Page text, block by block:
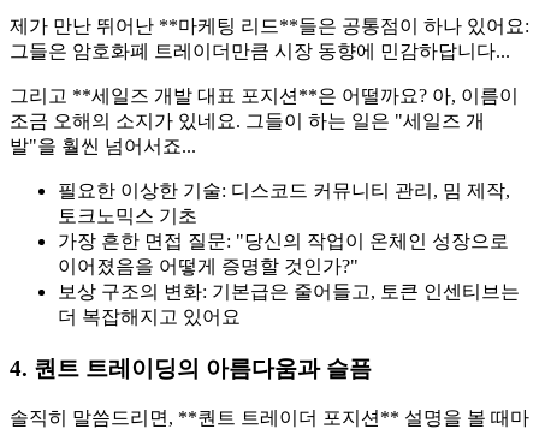
제가 만난 뛰어난 **마케팅 리드**들은 공통점이 하나 있어요:
그들은 암호화폐 트레이더만큼 시장 동향에 민감하답니다...
그리고 **세일즈 개발 대표 포지션**은 어떨까요? 아, 이름이
조금 오해의 소지가 있네요. 그들이 하는 일은 "세일즈 개
발"을 훨씬 넘어서죠...
필요한 이상한 기술: 디스코드 커뮤니티 관리, 밈 제작,
토크노믹스 기초
가장 흔한 면접 질문: "당신의 작업이 온체인 성장으로
이어졌음을 어떻게 증명할 것인가?"
보상 구조의 변화: 기본급은 줄어들고, 토큰 인센티브는
더 복잡해지고 있어요
4. 퀀트 트레이딩의 아름다움과 슬픔
솔직히 말씀드리면, **퀀트 트레이더 포지션** 설명을 볼 때마